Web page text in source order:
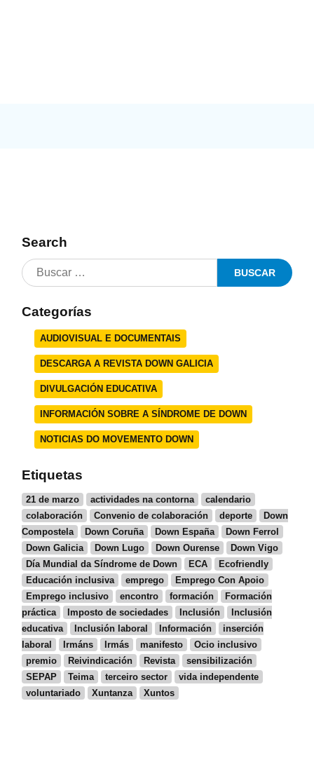
Search
Categorías
AUDIOVISUAL E DOCUMENTAIS
DESCARGA A REVISTA DOWN GALICIA
DIVULGACIÓN EDUCATIVA
INFORMACIÓN SOBRE A SÍNDROME DE DOWN
NOTICIAS DO MOVEMENTO DOWN
Etiquetas
21 de marzo actividades na contorna
calendario
colaboración
Convenio de colaboración deporte
Down
Compostela
Down Coruña Down España
Down Ferrol
Down Galicia
Down Lugo Down Ourense
Down Vigo
Día Mundial da Síndrome de Down
ECA
Ecofriendly
Educación inclusiva
emprego
Emprego Con Apoio
Emprego inclusivo
encontro formación
Formación
práctica
Imposto de sociedades Inclusión
Inclusión
educativa
Inclusión laboral Información
inserción
laboral
Irmáns Irmás manifesto
Ocio inclusivo
premio
Reivindicación Revista
sensibilización
SEPAP
Teima terceiro sector
vida independente
voluntariado
Xuntanza Xuntos